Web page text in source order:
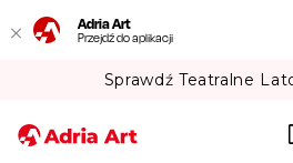
Adria Art
Przejdź do aplikacji
Sprawdź Teatralne